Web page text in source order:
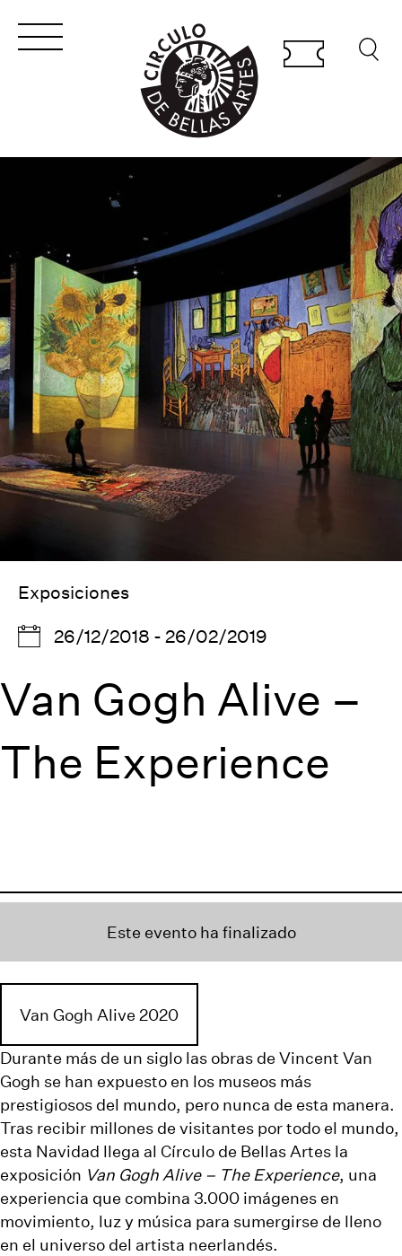
Exposiciones
26/12/2018 - 26/02/2019
Van Gogh Alive –
The Experience
Van Gogh Alive 2020
Durante más de un siglo las obras de Vincent Van
Gogh se han expuesto en los museos más
prestigiosos del mundo, pero nunca de esta manera.
Tras recibir millones de visitantes por todo el mundo,
esta Navidad llega al Círculo de Bellas Artes la
exposición Van Gogh Alive – The Experience, una
experiencia que combina 3.000 imágenes en
movimiento, luz y música para sumergirse de lleno
en el universo del artista neerlandés.
Este evento ha finalizado